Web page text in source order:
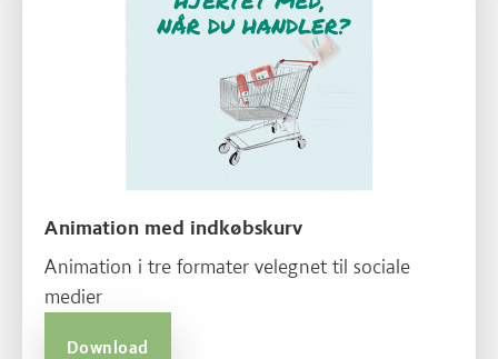
Animation med indkøbskurv
Animation i tre formater velegnet til sociale
medier
Download